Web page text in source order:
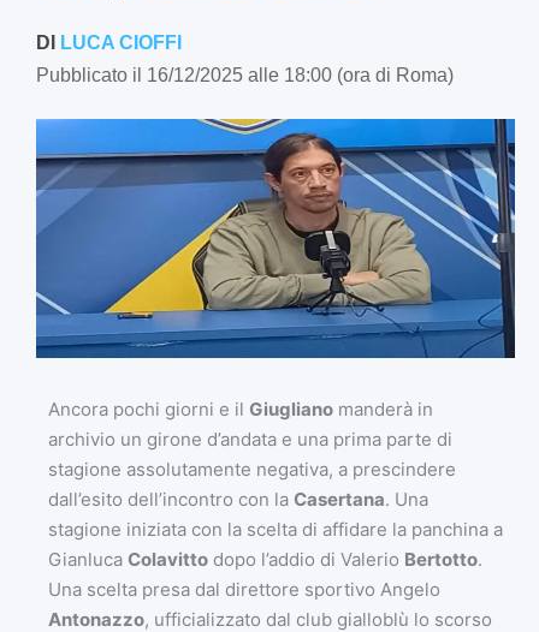
DI LUCA CIOFFI
Pubblicato il 16/12/2025 alle 18:00 (ora di Roma)
Ancora pochi giorni e il Giugliano manderà in
archivio un girone d’andata e una prima parte di
stagione assolutamente negativa, a prescindere
dall’esito dell’incontro con la Casertana. Una
stagione iniziata con la scelta di affidare la panchina a
Gianluca Colavitto dopo l’addio di Valerio Bertotto.
Una scelta presa dal direttore sportivo Angelo
Antonazzo, ufficializzato dal club gialloblù lo scorso